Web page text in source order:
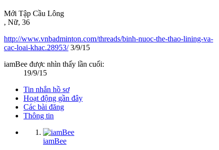
Mới Tập Cầu Lông
, Nữ, 36
http://www.vnbadminton.com/threads/binh-nuoc-the-thao-lining-va-
cac-loai-khac.28953/ 3/9/15
iamBee được nhìn thấy lần cuối:
19/9/15
Tin nhắn hồ sơ
Hoạt động gần đây
Các bài đăng
Thông tin
iamBee